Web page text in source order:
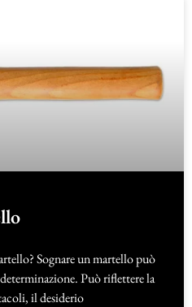
Sognare un martello può
Può riflettere la
il desiderio